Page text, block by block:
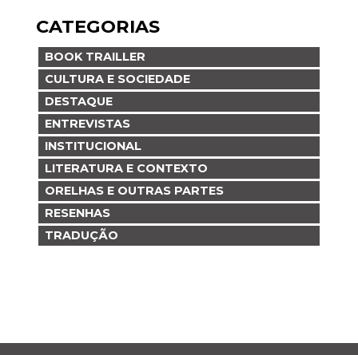
CATEGORIAS
BOOK TRAILLER
CULTURA E SOCIEDADE
DESTAQUE
ENTREVISTAS
INSTITUCIONAL
LITERATURA E CONTEXTO
ORELHAS E OUTRAS PARTES
RESENHAS
TRADUÇÃO